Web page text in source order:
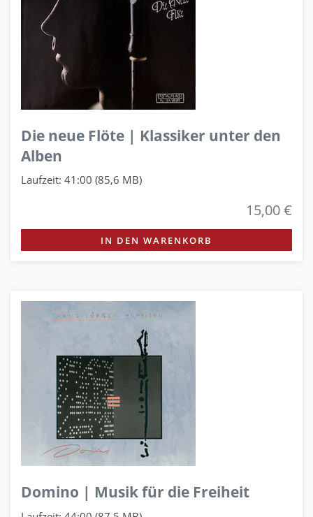
Die neue Flöte | Klassiker unter den
Alben
Laufzeit: 41:00 (85,6 MB)
15,00 €
IN DEN WARENKORB
Domino | Musik für die Freiheit